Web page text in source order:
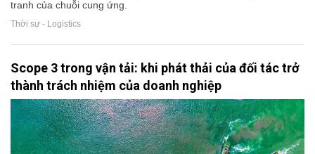
tranh của chuỗi cung ứng.
Thời sự - Logistics
Scope 3 trong vận tải: khi phát thải của đối tác trở
thành trách nhiệm của doanh nghiệp